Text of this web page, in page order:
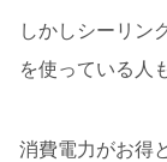
しかしシーリン
を使っている人
消費電力がお得